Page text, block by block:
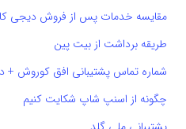
مقایسه خدمات پس از فروش دیجی کالا
طریقه برداشت از بیت پین
شماره تماس پشتیبانی افق کوروش +
چگونه از اسنپ شاپ شکایت کنیم